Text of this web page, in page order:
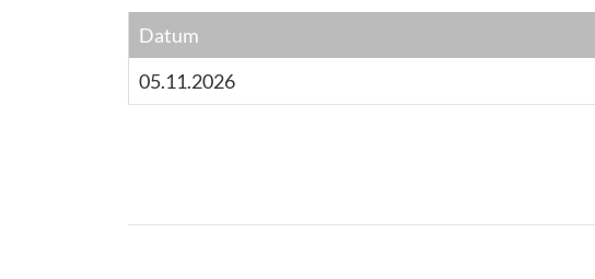
Datum
05.11.2026